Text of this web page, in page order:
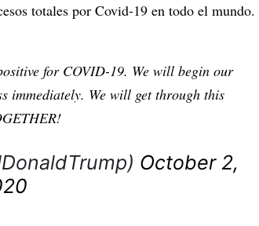
totales por Covid-19 en todo el mundo.
for COVID-19. We will begin our
immediately. We will get through this
October 2,